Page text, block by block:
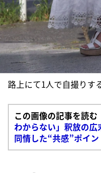
路上にて1人で自撮りす
この画像の記事を読む
わからない」釈放の
同情した“共感”ポイン